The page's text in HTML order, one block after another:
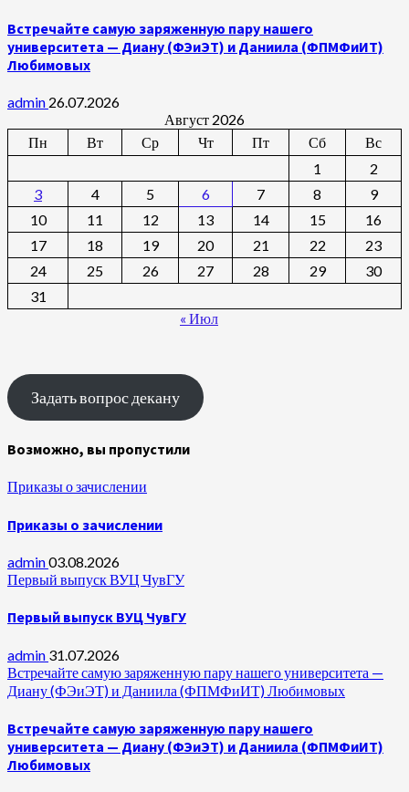
Встречайте самую заряженную пару нашего
университета — Диану (ФЭиЭТ) и Даниила (ФПМФиИТ)
Любимовых
admin 26.07.2026
Август 2026
Пн
Вт Ср Чт Пт Сб
Вс
1
2
3
4 5 6 7 8
9
10
11 12 13 14 15
16
17
18 19 20 21 22
23
24
25 26 27 28 29
30
31
« Июл
Задать вопрос декану
Возможно, вы пропустили
Приказы о зачислении
Приказы о зачислении
admin03.08.2026
Первый выпуск ВУЦ ЧувГУ
Первый выпуск ВУЦ ЧувГУ
admin 31.07.2026
Встречайте самую заряженную пару нашего университета —
Диану (ФЭиЭТ) и Даниила (ФПМФиИТ) Любимовых
Встречайте самую заряженную пару нашего
университета — Диану (ФЭиЭТ) и Даниила (ФПМФиИТ)
Любимовых